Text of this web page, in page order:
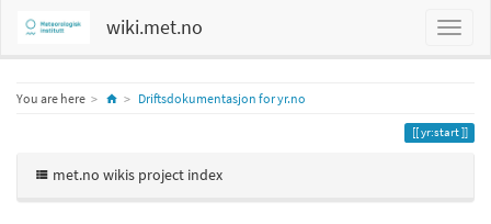
wiki.met.no
You are here HomeDriftsdokumentasjon for yr.no
yr:start
met.no wikis project index